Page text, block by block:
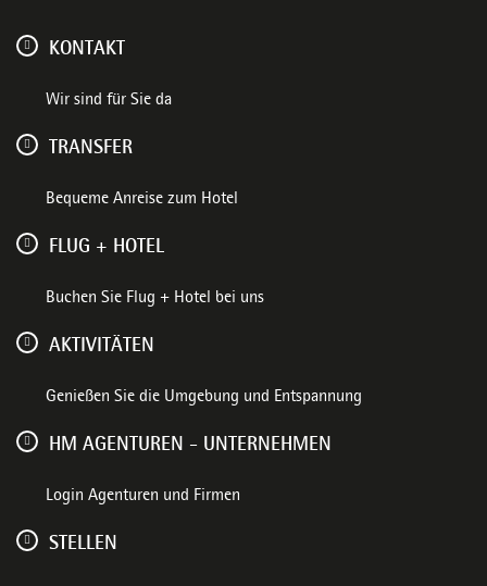
KONTAKT
Wir sind für Sie da
TRANSFER
Bequeme Anreise zum Hotel
FLUG + HOTEL
Buchen Sie Flug + Hotel bei uns
AKTIVITÄTEN
Genießen Sie die Umgebung und Entspannung
HM AGENTUREN - UNTERNEHMEN
Login Agenturen und Firmen
STELLEN